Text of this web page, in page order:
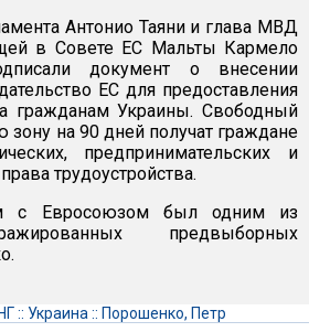
Антонио Таяни и глава МВД
в Совете ЕС Мальты Кармело
документ о внесении
ЕС для предоставления
гражданам Украины. Свободный
зону на 90 дней получат граждане
предпринимательских и
трудоустройства.
с Евросоюзом был одним из
предвыборных
:: Украина :: Порошенко, Петр